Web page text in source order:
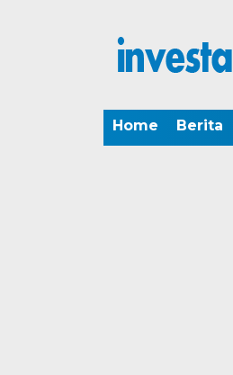
Home Berita